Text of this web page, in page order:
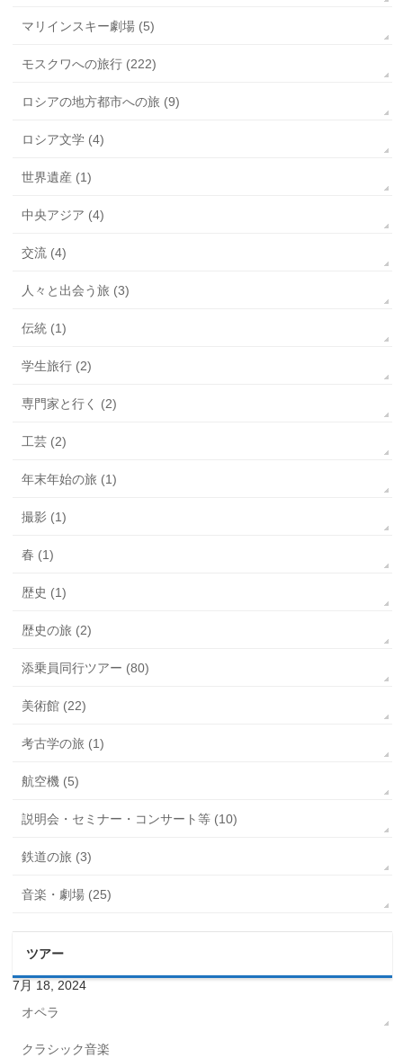
マリインスキー劇場 (5)
モスクワへの旅行 (222)
ロシアの地方都市への旅 (9)
ロシア文学 (4)
世界遺産 (1)
中央アジア (4)
交流 (4)
人々と出会う旅 (3)
伝統 (1)
学生旅行 (2)
専門家と行く (2)
工芸 (2)
年末年始の旅 (1)
撮影 (1)
春 (1)
歴史 (1)
歴史の旅 (2)
添乗員同行ツアー (80)
美術館 (22)
考古学の旅 (1)
航空機 (5)
説明会・セミナー・コンサート等 (10)
鉄道の旅 (3)
音楽・劇場 (25)
ツアー
7月 18, 2024
オペラ
クラシック音楽